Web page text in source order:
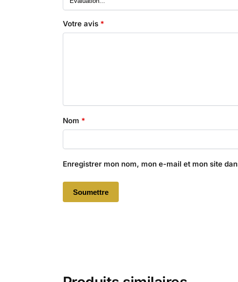
Votre avis *
Nom *
Enregistrer mon nom, mon e-mail et mon site